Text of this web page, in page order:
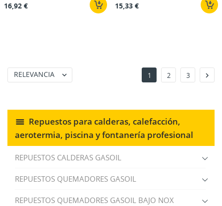
Repuestos para calderas, calefacción,
aerotermia, piscina y fontanería profesional
REPUESTOS CALDERAS GASOIL
REPUESTOS QUEMADORES GASOIL
REPUESTOS QUEMADORES GASOIL BAJO NOX
16,92 € 15,33 €
RELEVANCIA  1 2 3 